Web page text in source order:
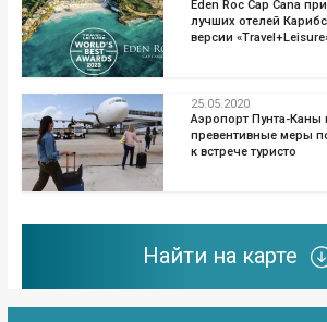
Eden Roc Cap Cana
лучших отелей
версии
25.05.2020
Аэропорт Пунта-Каны
превентивные меры
к встрече туристо
Найти на карте